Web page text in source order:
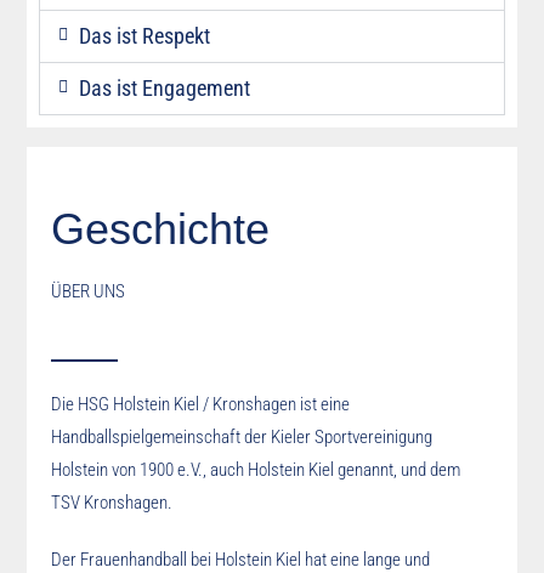
Das ist Respekt
Das ist Engagement
Geschichte
ÜBER UNS
Die HSG Holstein Kiel / Kronshagen ist eine
Handballspielgemeinschaft der Kieler Sportvereinigung
Holstein von 1900 e.V., auch Holstein Kiel genannt, und dem
TSV Kronshagen.
Der Frauenhandball bei Holstein Kiel hat eine lange und